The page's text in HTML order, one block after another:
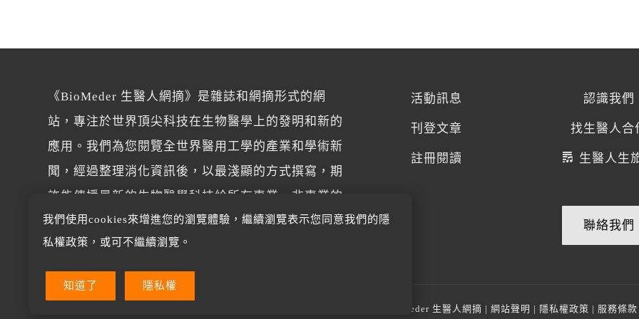
我們使用cookies來增進您的瀏覽體驗，繼續瀏覽表示您同意我們的隱
私權政策，或可不繼續瀏覽。
知道了 隱私權
《BioMeder 生醫人網摘》是雜誌和網摘形式的網
站，專注於世界頂尖科技在生物醫學上的發明和新的
應用。我們為您閱覽全世界醫用工學的產業和學術新
聞，經過整理消化資訊後，以最淺顯的方式撰寫，期
許能傳播最新的生物醫學科技給所有專業、非專業的
讀者。
活動訊息
刊登文章
註冊閱讀
認識我們
找生醫人合
生醫人生
聯絡我們
BioMeder 生醫人網摘 | 網站聲明 | 隱私權政策 | 服務條款